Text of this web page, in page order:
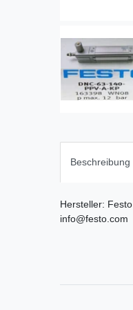
Beschreibung
Hersteller: Festo
info@festo.com